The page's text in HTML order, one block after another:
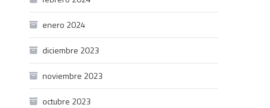
enero 2024
diciembre 2023
noviembre 2023
octubre 2023